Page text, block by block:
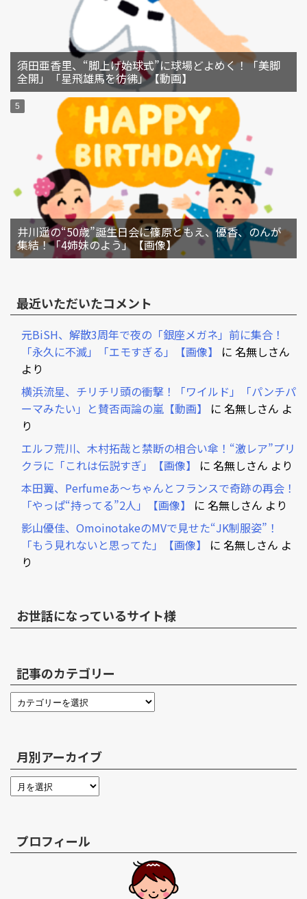
須田亜香里、“脚上げ始球式”に球場どよめく！「美脚
全開」「星飛雄馬を彷彿」【動画】
井川遥の“50歳”誕生日会に篠原ともえ、優香、のんが
集結！「4姉妹のよう」【画像】
最近いただいたコメント
元BiSH、解散3周年で夜の「銀座メガネ」前に集合！
「永久に不滅」「エモすぎる」【画像】
に 名無しさん
より
横浜流星、チリチリ頭の衝撃！「ワイルド」「パンチパ
ーマみたい」と賛否両論の嵐【動画】
に 名無しさん よ
り
エルフ荒川、木村拓哉と禁断の相合い傘！“激レア”プリ
クラに「これは伝説すぎ」【画像】
に 名無しさん より
本田翼、Perfumeあ～ちゃんとフランスで奇跡の再会！
「やっぱ“持ってる”2人」【画像】
に 名無しさん より
影山優佳、OmoinotakeのMVで見せた“JK制服姿”！
「もう見れないと思ってた」【画像】
に 名無しさん よ
り
お世話になっているサイト様
記事のカテゴリー
月別アーカイブ
プロフィール